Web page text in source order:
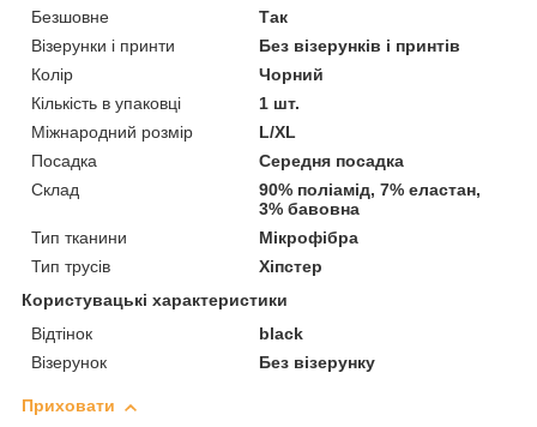
Безшовне
Так
Візерунки і принти
Без візерунків і принтів
Колір
Чорний
Кількість в упаковці
1 шт.
Міжнародний розмір
L/XL
Посадка
Середня посадка
Склад
90% поліамід, 7% еластан,
3% бавовна
Тип тканини
Мікрофібра
Тип трусів
Хіпстер
Користувацькі характеристики
Відтінок
black
Візерунок
Без візерунку
Приховати